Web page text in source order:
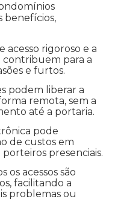
benefícios,
para a
e furtos.
remota, sem a
até a portaria.
de custos em
presenciais.
facilitando a
problemas ou